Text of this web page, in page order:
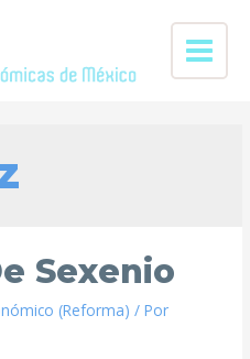
Sexenio
(Reforma) / Por